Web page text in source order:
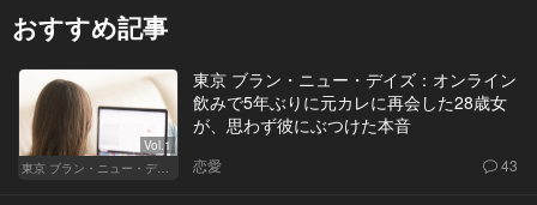
おすすめ記事
Vol.1
東京 ブラン・ニュー・デイズ
東京 ブラン・ニュー・デイズ：オンライン
飲みで5年ぶりに元カレに再会した28歳女
が、思わず彼にぶつけた本音
恋愛 43